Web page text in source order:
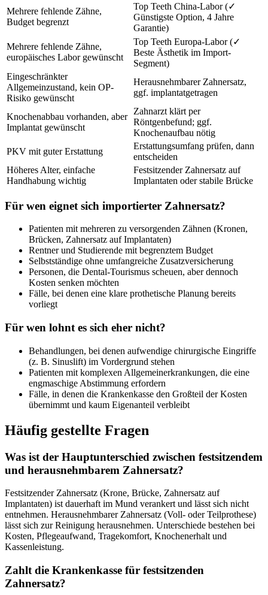
Mehrere fehlende Zähne,
Budget begrenzt
Top Teeth China-Labor (✓
Günstigste Option, 4 Jahre
Garantie)
Mehrere fehlende Zähne,
europäisches Labor gewünscht
Top Teeth Europa-Labor (✓
Beste Ästhetik im Import-
Segment)
Eingeschränkter
Allgemeinzustand, kein OP-
Risiko gewünscht
Herausnehmbarer Zahnersatz,
ggf. implantatgetragen
Knochenabbau vorhanden, aber
Implantat gewünscht
Zahnarzt klärt per
Röntgenbefund; ggf.
Knochenaufbau nötig
PKV mit guter Erstattung
Erstattungsumfang prüfen, dann
entscheiden
Höheres Alter, einfache
Handhabung wichtig
Festsitzender Zahnersatz auf
Implantaten oder stabile Brücke
Für wen eignet sich importierter Zahnersatz?
Patienten mit mehreren zu versorgenden Zähnen (Kronen,
Brücken, Zahnersatz auf Implantaten)
Rentner und Studierende mit begrenztem Budget
Selbstständige ohne umfangreiche Zusatzversicherung
Personen, die Dental-Tourismus scheuen, aber dennoch
Kosten senken möchten
Fälle, bei denen eine klare prothetische Planung bereits
vorliegt
Für wen lohnt es sich eher nicht?
Behandlungen, bei denen aufwendige chirurgische Eingriffe
(z. B. Sinuslift) im Vordergrund stehen
Patienten mit komplexen Allgemeinerkrankungen, die eine
engmaschige Abstimmung erfordern
Fälle, in denen die Krankenkasse den Großteil der Kosten
übernimmt und kaum Eigenanteil verbleibt
Häufig gestellte Fragen
Was ist der Hauptunterschied zwischen festsitzendem
und herausnehmbarem Zahnersatz?
Festsitzender Zahnersatz (Krone, Brücke, Zahnersatz auf
Implantaten) ist dauerhaft im Mund verankert und lässt sich nicht
entnehmen. Herausnehmbarer Zahnersatz (Voll- oder Teilprothese)
lässt sich zur Reinigung herausnehmen. Unterschiede bestehen bei
Kosten, Pflegeaufwand, Tragekomfort, Knochenerhalt und
Kassenleistung.
Zahlt die Krankenkasse für festsitzenden
Zahnersatz?